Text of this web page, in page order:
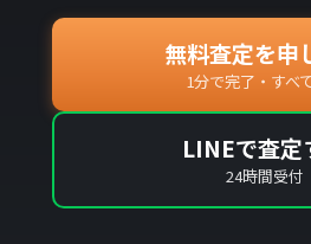
無料査定を申
1分で完了・すべ
LINEで査定
24時間受付